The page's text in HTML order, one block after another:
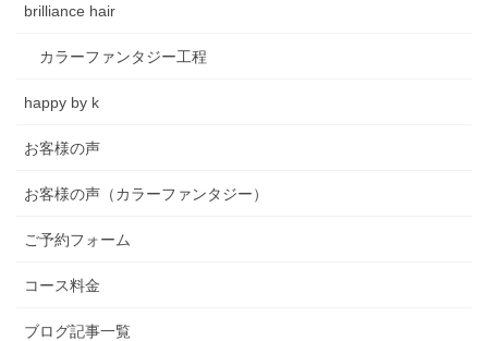
brilliance hair
カラーファンタジー工程
happy by k
お客様の声
お客様の声（カラーファンタジー）
ご予約フォーム
コース料金
ブログ記事一覧